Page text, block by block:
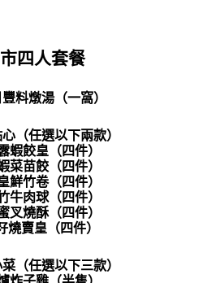
四人套餐
料燉湯（一窩）
（任選以下兩款）
蝦餃皇（四件）
菜苗餃（四件）
鮮竹卷（四件）
牛肉球（四件）
叉燒酥（四件）
燒賣皇（四件）
（任選以下三款）